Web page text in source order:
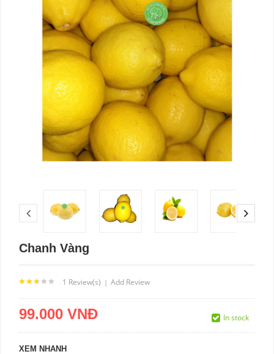
Chanh Vàng
1 Review(s) | Add Review
99.000 VNĐ In stock
XEM NHANH